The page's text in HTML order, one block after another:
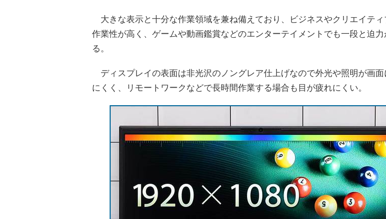
大きな表示と十分な作業領域を兼ね備えており、ビジネスやクリエイティ
作業性が高く、ゲームや動画鑑賞などのエンターテイメントでも一段と迫
る。
ディスプレイの表面は非光沢のノングレア仕上げなので外光や照明が画面
にくく、リモートワークなどで長時間作業する場合も目が疲れにくい。